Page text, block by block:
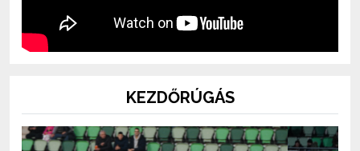
KEZDŐRÚGÁS